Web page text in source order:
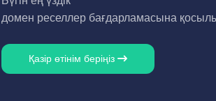
домен реселлер бағдарламасына
Қазір өтінім беріңіз